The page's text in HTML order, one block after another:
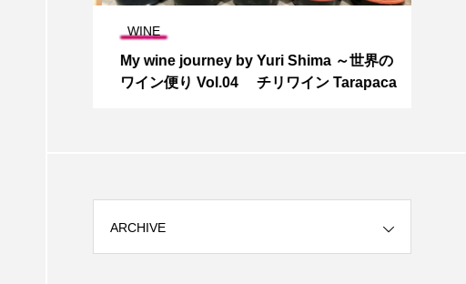
WINE
My wine journey by Yuri Shima ～世界の
ワイン便り Vol.04 チリワイン Tarapaca
ARCHIVE